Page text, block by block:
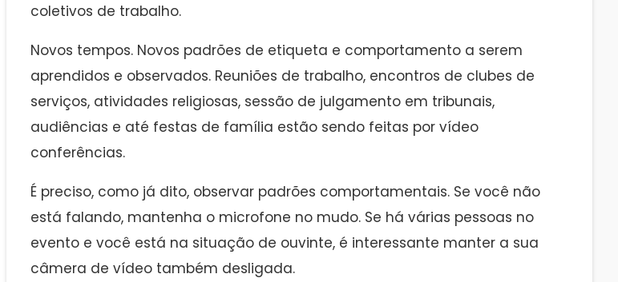
coletivos de trabalho.
Novos tempos. Novos padrões de etiqueta e comportamento a serem
aprendidos e observados. Reuniões de trabalho, encontros de clubes de
serviços, atividades religiosas, sessão de julgamento em tribunais,
audiências e até festas de família estão sendo feitas por vídeo
conferências.
É preciso, como já dito, observar padrões comportamentais. Se você não
está falando, mantenha o microfone no mudo. Se há várias pessoas no
evento e você está na situação de ouvinte, é interessante manter a sua
câmera de vídeo também desligada.